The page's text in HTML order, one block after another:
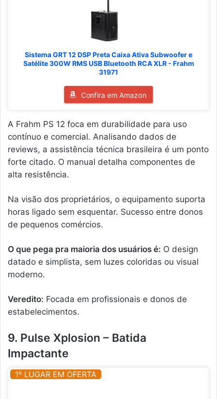
Sistema GRT 12 DSP Preta Caixa Ativa Subwoofer e
Satélite 300W RMS USB Bluetooth RCA XLR - Frahm
31971
Confira em Amazon
A Frahm PS 12 foca em durabilidade para uso
contínuo e comercial. Analisando dados de
reviews, a assistência técnica brasileira é um ponto
forte citado. O manual detalha componentes de
alta resistência.
Na visão dos proprietários, o equipamento suporta
horas ligado sem esquentar. Sucesso entre donos
de pequenos comércios.
O que pega pra maioria dos usuários é: O design
datado e simplista, sem luzes coloridas ou visual
moderno.
Veredito: Focada em profissionais e donos de
estabelecimentos.
9. Pulse Xplosion – Batida
Impactante
1º LUGAR EM OFERTA